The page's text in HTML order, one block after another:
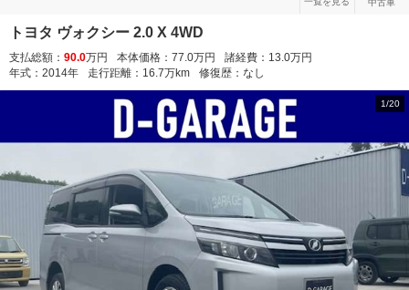
トヨタ ヴォクシー 2.0 X 4WD
支払総額： 90.0万円 本体価格： 77.0万円 諸経費： 13.0万円
年式： 2014年 走行距離： 16.7万km 修復歴： なし
1/20